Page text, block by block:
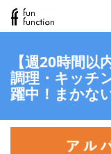
【週20時間
調理・キッチ
躍中！まかな